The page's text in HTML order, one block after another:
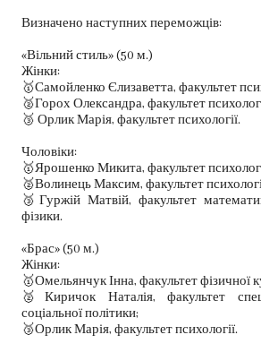
Визначено наступних переможців:
«Вільний стиль» (50 м.)
Жінки:
🥇Самойленко Єлизаветта, факультет
🥈Горох Олександра, факультет
🥉 Орлик Марія, факультет психології.
Чоловіки:
🥇Ярошенко Микита, факультет
🥈Волинець Максим, факультет
🥉Гуржій Матвій, факультет
фізики.
«Брас» (50 м.)
Жінки:
🥇Омельянчук Інна, факультет фізичної
🥈Киричок Наталія, факультет
соціальної політики;
🥉Орлик Марія, факультет психології.